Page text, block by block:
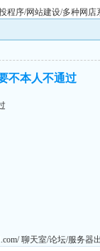
序/网站建设/多种网
不本人不通过
聊天室/论坛/服务